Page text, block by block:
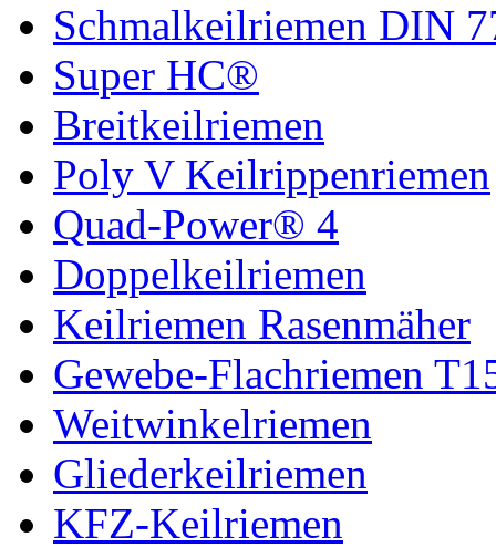
Schmalkeilriemen DIN
Super HC®
Breitkeilriemen
Poly V Keilrippenriemen
Quad-Power® 4
Doppelkeilriemen
Keilriemen Rasenmäher
Gewebe-Flachriemen
Weitwinkelriemen
Gliederkeilriemen
KFZ-Keilriemen